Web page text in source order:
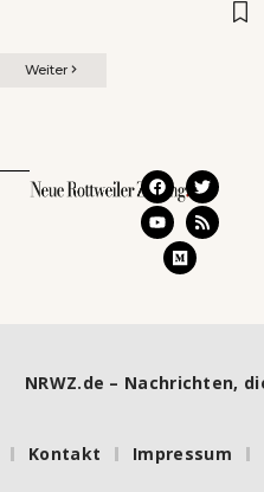
Weiter
NRWZ.de – Nachrichten,
Kontakt Impressum